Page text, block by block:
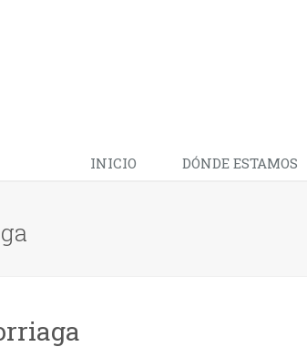
INICIO DÓNDE ESTAMOS